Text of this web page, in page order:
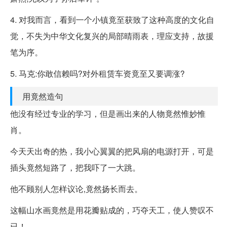
4. 对我而言，看到一个小镇竟至获致了这种高度的文化自
觉，不失为中华文化复兴的局部晴雨表，理应支持，故援
笔为序。
5. 马克:你敢信赖吗?对外租赁车资竟至又要调涨?
用竟然造句
他没有经过专业的学习，但是画出来的人物竟然惟妙惟
肖。
今天天出奇的热，我小心翼翼的把风扇的电源打开，可是
插头竟然短路了，把我吓了一大跳。
他不顾别人怎样议论,竟然扬长而去。
这幅山水画竟然是用花瓣贴成的，巧夺天工，使人赞叹不